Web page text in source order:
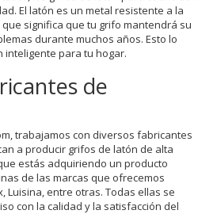
El latón es un metal resistente a la
significa que tu grifo mantendrá su
durante muchos años. Esto lo
para tu hogar.
de
trabajamos con diversos fabricantes
a producir grifos de latón de alta
estás adquiriendo un producto
de las marcas que ofrecemos
Luisina, entre otras. Todas ellas se
con la calidad y la satisfacción del